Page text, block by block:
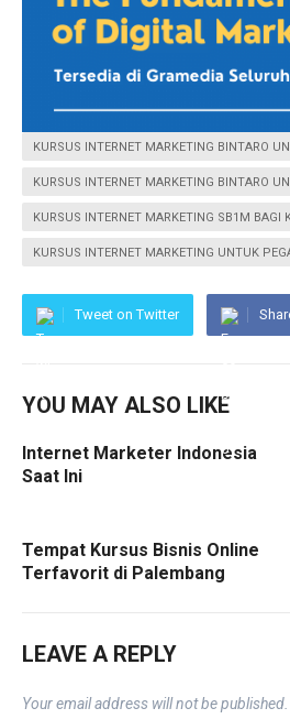
KURSUS INTERNET MARKETING BINTARO
KURSUS INTERNET MARKETING BINTARO
KURSUS INTERNET MARKETING SB1M BAGI
KURSUS INTERNET MARKETING UNTUK
Tweet on Twitter
YOU MAY ALSO LIKE
Internet Marketer Indonesia
Saat Ini
Tempat Kursus Bisnis Online
Terfavorit di Palembang
LEAVE A REPLY
Your email address will not be published.